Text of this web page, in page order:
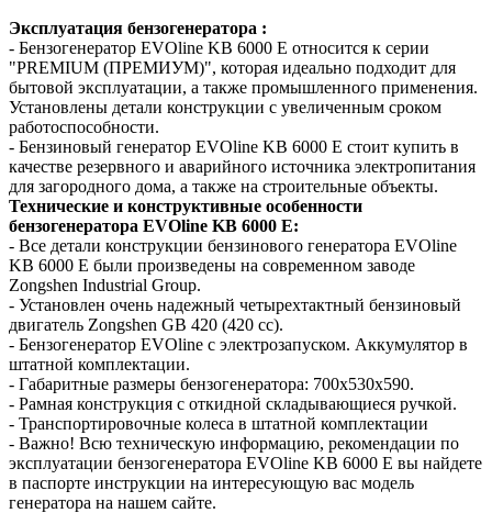
Эксплуатация бензогенератора :
- Бензогенератор EVOline KB 6000 E относится к серии
"PREMIUM (ПРЕМИУМ)", которая идеально подходит для
бытовой эксплуатации, а также промышленного применения.
Установлены детали конструкции с увеличенным сроком
работоспособности.
- Бензиновый генератор EVOline KB 6000 E стоит купить в
качестве резервного и аварийного источника электропитания
для загородного дома, а также на строительные объекты.
Технические и конструктивные особенности
бензогенератора EVOline KB 6000 E:
- Все детали конструкции бензинового генератора EVOline
KB 6000 E были произведены на современном заводе
Zongshen Industrial Group.
- Установлен очень надежный четырехтактный бензиновый
двигатель Zongshen GB 420 (420 cc).
- Бензогенератор EVOline с электрозапуском. Аккумулятор в
штатной комплектации.
- Габаритные размеры бензогенератора: 700x530x590.
- Рамная конструкция с откидной складывающиеся ручкой.
- Транспортировочные колеса в штатной комплектации
- Важно! Всю техническую информацию, рекомендации по
эксплуатации бензогенератора EVOline KB 6000 E вы найдете
в паспорте инструкции на интересующую вас модель
генератора на нашем сайте.